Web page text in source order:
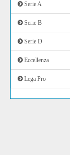
Serie A
Serie B
Serie D
Eccellenza
Lega Pro